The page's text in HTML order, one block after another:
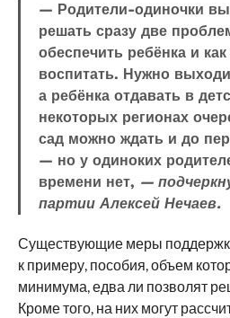
— Родители-одиночки
решать сразу две
обеспечить ребёнка и как
воспитать. Нужно
а ребёнка отдавать в
некоторых регионах
сад можно ждать и до
— но у одиноких
времени нет, —
партии Алексей Нечаев.
Существующие меры
к примеру, пособия, объем
минимума, едва ли позволят
Кроме того, на них могут